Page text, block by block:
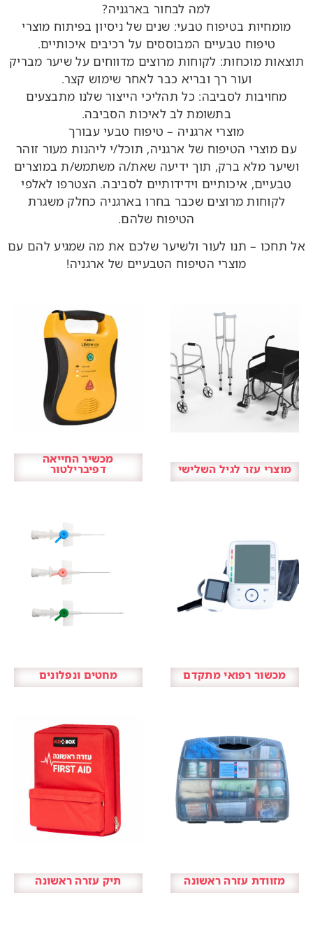
למה לבחור בארגניה?
מומחיות בטיפוח טבעי: שנים של ניסיון בפיתוח מוצרי
טיפוח טבעיים המבוססים על רכיבים איכותיים.
תוצאות מוכחות: לקוחות מרוצים מדווחים על שיער מבריק
ועור רך ובריא כבר לאחר שימוש קצר.
מחויבות לסביבה: כל תהליכי הייצור שלנו מתבצעים
בתשומת לב לאיכות הסביבה.
מוצרי ארגניה – טיפוח טבעי עבורך
עם מוצרי הטיפוח של ארגניה, תוכל/י ליהנות מעור זוהר
ושיער מלא ברק, תוך ידיעה שאת/ה משתמש/ת במוצרים
טבעיים, איכותיים וידידותיים לסביבה. הצטרפו לאלפי
לקוחות מרוצים שכבר בחרו בארגניה כחלק משגרת
הטיפוח שלהם.
אל תחכו – תנו לעור ולשיער שלכם את מה שמגיע להם עם
מוצרי הטיפוח הטבעיים של ארגניה!
מוצרי עזר לגיל השלישי
מכשיר החייאה
דפיברילטור
מכשור רפואי מתקדם מחטים ונפלונים
מזוודת עזרה ראשונה תיק עזרה ראשונה